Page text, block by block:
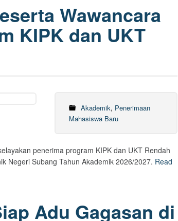
Wawancara
KIPK dan UKT
Akademik, Penerimaan
Mahasiswa Baru
penerima program KIPK dan UKT Rendah
Negeri Subang Tahun Akademik 2026/2027. Read
Adu Gagasan di